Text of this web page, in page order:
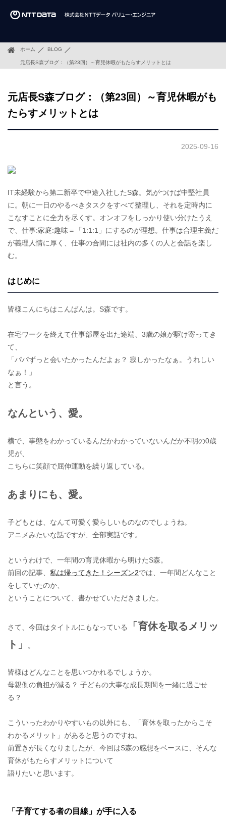
ホーム BLOG
元店長S森ブログ：（第23回）～育児休暇がもたらすメリットとは
元店長S森ブログ：（第23回）～育児休暇がも
たらすメリットとは
2025-09-16
IT未経験から第二新卒で中途入社したS森。気がつけば中堅社員
に。朝に一日のやるべきタスクをすべて整理し、それを定時内に
こなすことに全力を尽くす。オンオフをしっかり使い分けたうえ
で、仕事:家庭:趣味＝「1:1:1」にするのが理想。仕事は合理主義だ
が義理人情に厚く、仕事の合間には社内の多くの人と会話を楽し
む。
はじめに
皆様こんにちはこんばんは。S森です。
在宅ワークを終えて仕事部屋を出た途端、3歳の娘が駆け寄ってき
て、
「パパずっと会いたかったんだよぉ？ 寂しかったなぁ。うれしい
なぁ！」
と言う。
なんという、愛。
横で、事態をわかっているんだかわかっていないんだか不明の0歳
児が、
こちらに笑顔で屈伸運動を繰り返している。
あまりにも、愛。
子どもとは、なんて可愛く愛らしいものなのでしょうね。
アニメみたいな話ですが、全部実話です。
というわけで、一年間の育児休暇から明けたS森。
前回の記事、 私は帰ってきた！シーズン2では、一年間どんなこと
をしていたのか、
ということについて、書かせていただきました。
さて、今回はタイトルにもなっている
「育休を取るメリッ
ト」
。
皆様はどんなことを思いつかれるでしょうか。
母親側の負担が減る？ 子どもの大事な成長期間を一緒に過ごせ
る？
こういったわかりやすいもの以外にも、「育休を取ったからこそ
わかるメリット」があると思うのですね。
前置きが長くなりましたが、今回はS森の感想をベースに、そんな
育休がもたらすメリットについて
語りたいと思います。
「子育てする者の目線」が手に入る